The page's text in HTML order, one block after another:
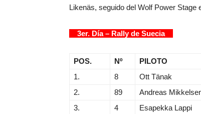
Likenäs, seguido del Wolf Power
3er. Día – Rally de Suecia
POS. Nº PILOTO
1.
8 Ott Tänak
2.
89 Andreas
3.
4 Esapekka Lappi